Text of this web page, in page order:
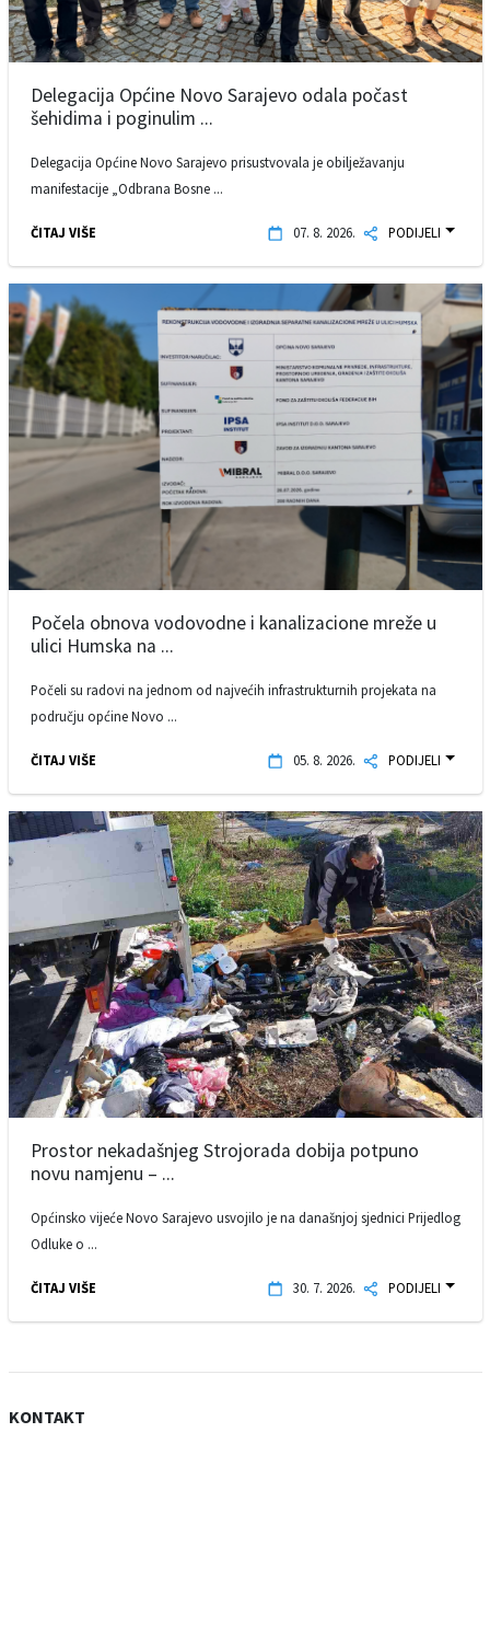
Delegacija Općine Novo Sarajevo odala počast
šehidima i poginulim ...
Delegacija Općine Novo Sarajevo prisustvovala je obilježavanju
manifestacije „Odbrana Bosne ...
ČITAJ VIŠE 07. 8. 2026. PODIJELI
Počela obnova vodovodne i kanalizacione mreže u
ulici Humska na ...
Počeli su radovi na jednom od najvećih infrastrukturnih projekata na
području općine Novo ...
ČITAJ VIŠE 05. 8. 2026. PODIJELI
Prostor nekadašnjeg Strojorada dobija potpuno
novu namjenu – ...
Općinsko vijeće Novo Sarajevo usvojilo je na današnjoj sjednici Prijedlog
Odluke o ...
ČITAJ VIŠE 30. 7. 2026. PODIJELI
KONTAKT